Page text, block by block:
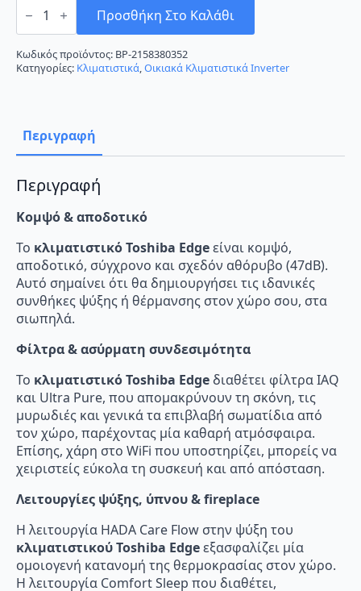
Edge
16J2AVSG-
E/RAS-
B16G3KVSG-
BTU
A++/A+++
με
Fi
ποσότητα
Προσθήκη Στο Καλάθι
Κωδικός προϊόντος: BP-2158380352
Κατηγορίες: Κλιματιστικά,Οικιακά Κλιματιστικά Inverter
Περιγραφή
Περιγραφή
Κομψό & αποδοτικό
Το κλιματιστικό Toshiba Edgeείναι κομψό,
αποδοτικό, σύγχρονο και σχεδόν αθόρυβο (47dB).
Αυτό σημαίνει ότι θα δημιουργήσει τις ιδανικές
συνθήκες ψύξης ή θέρμανσης στον χώρο σου, στα
σιωπηλά.
Φίλτρα & ασύρματη συνδεσιμότητα
Το κλιματιστικό Toshiba Edge διαθέτει φίλτρα IAQ
και Ultra Pure, που απομακρύνουν τη σκόνη, τις
μυρωδιές και γενικά τα επιβλαβή σωματίδια από
τον χώρο, παρέχοντας μία καθαρή ατμόσφαιρα.
Επίσης, χάρη στο WiFi που υποστηρίζει, μπορείς να
χειριστείς εύκολα τη συσκευή και από απόσταση.
Λειτουργίες ψύξης, ύπνου & fireplace
Η λειτουργία HADA Care Flow στην ψύξη του
κλιματιστικού Toshiba Edgeεξασφαλίζει μία
ομοιογενή κατανομή της θερμοκρασίας στον χώρο.
Η λειτουργία Comfort Sleep που διαθέτει,